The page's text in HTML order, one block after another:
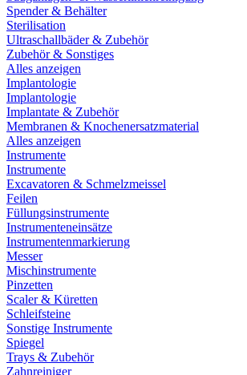
Spender & Behälter
Sterilisation
Ultraschallbäder & Zubehör
Zubehör & Sonstiges
Alles anzeigen
Implantologie
Implantologie
Implantate & Zubehör
Membranen & Knochenersatzmaterial
Alles anzeigen
Instrumente
Instrumente
Excavatoren & Schmelzmeissel
Feilen
Füllungsinstrumente
Instrumenteneinsätze
Instrumentenmarkierung
Messer
Mischinstrumente
Pinzetten
Scaler & Küretten
Schleifsteine
Sonstige Instrumente
Spiegel
Trays & Zubehör
Zahnreiniger